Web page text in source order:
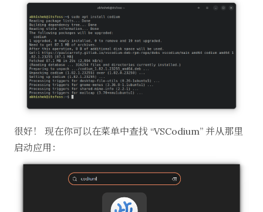
很好！ 现在你可以在菜单中查找 “VSCodium” 并从那里
启动应用：